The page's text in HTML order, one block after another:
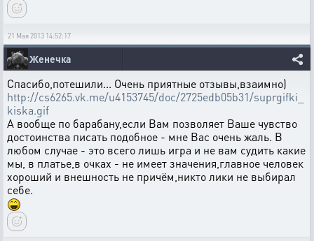
21 Мая 2013 14:52:17
Женечка
Спасибо,потешили... Очень приятные отзывы,взаимно)
http://cs6265.vk.me/u4153745/doc/2725edb05b31/suprgifki_
kiska.gif
А вообще по барабану,если Вам позволяет Ваше чувство
достоинства писать подобное - мне Вас очень жаль. В
любом случае - это всего лишь игра и не вам судить какие
мы, в платье,в очках - не имеет значения,главное человек
хороший и внешность не причём,никто лики не выбирал
себе.